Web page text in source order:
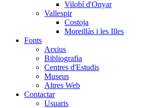
Vilobí d'Onyar
Vallespir
Costoja
Moreillàs i les Illes
Fonts
Arxius
Bibliografia
Centres d'Estudis
Museus
Altres Web
Contactar
Usuaris